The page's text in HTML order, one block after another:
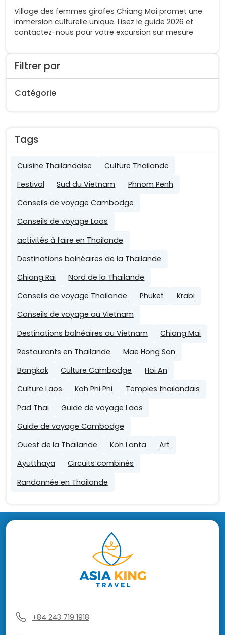
Filtrer par
Catégorie
Tags
Cuisine Thailandaise
Culture Thailande
Festival
Sud du Vietnam
Phnom Penh
Conseils de voyage Cambodge
Conseils de voyage Laos
activités à faire en Thailande
Destinations balnéaires de la Thailande
Chiang Rai
Nord de la Thailande
Conseils de voyage Thailande
Phuket
Krabi
Conseils de voyage au Vietnam
Destinations balnéaires au Vietnam
Chiang Mai
Restaurants en Thailande
Mae Hong Son
Bangkok
Culture Cambodge
Hoi An
Culture Laos
Koh Phi Phi
Temples thaïlandais
Pad Thai
Guide de voyage Laos
Guide de voyage Cambodge
Ouest de la Thaïlande
Koh Lanta
Art
Ayutthaya
Circuits combinés
Randonnée en Thailande
Village des femmes girafes Chiang Mai promet une
immersion culturelle unique. Lisez le guide 2026 et
contactez-nous pour votre excursion sur mesure
+84 243 719 1918